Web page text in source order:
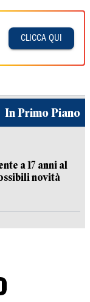
CLICCA QUI
In Primo Piano
a 17 anni al
novità